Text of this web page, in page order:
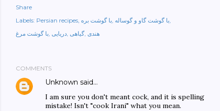
Share
Labels: Persian recipes با گوشت بره با گوشت گاو و گوساله
با گوشت مرغ دریایی گیاهی هندی
COMMENTS
Unknown said…
I am sure you don't meant cock, and it is spelling
mistake! Isn't "cook Irani" what you mean.